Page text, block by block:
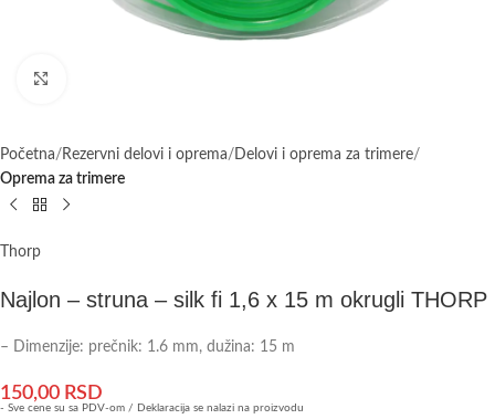
Početna Rezervni delovi i oprema
Delovi i oprema za trimere
Oprema za trimere
Thorp
Najlon – struna – silk fi 1,6 x 15 m okrugli THORP
– Dimenzije: prečnik: 1.6 mm, dužina: 15 m
150,00 RSD
- Sve cene su sa PDV-om / Deklaracija se nalazi na proizvodu